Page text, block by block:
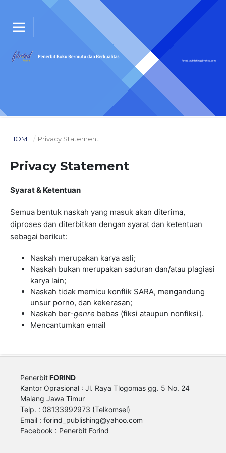
HOME / Privacy Statement
Privacy Statement
Syarat & Ketentuan
Semua bentuk naskah yang masuk akan diterima,
diproses dan diterbitkan dengan syarat dan ketentuan
sebagai berikut:
Naskah merupakan karya asli;
Naskah bukan merupakan saduran dan/atau plagiasi
karya lain;
Naskah tidak memicu konflik SARA, mengandung
unsur porno, dan kekerasan;
Naskah ber-genre bebas (fiksi ataupun nonfiksi).
Mencantumkan email
PenerbitFORIND
Kantor Oprasional : Jl. Raya Tlogomas gg. 5 No. 24
Malang Jawa Timur
Telp. : 08133992973 (Telkomsel)
Email : forind_publishing@yahoo.com
Facebook : Penerbit Forind